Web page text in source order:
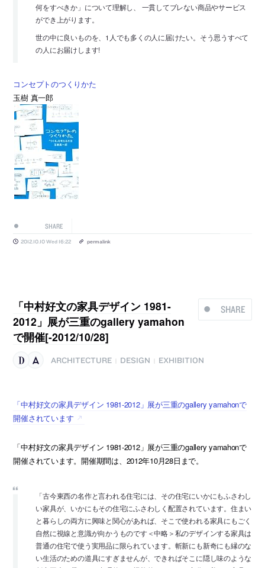
何をすべきか」について理解し、 一貫してブレない商品やサービス
ができ上がります。
世の中に良いものを、1人でも多くの人に届けたい。そう思うすべて
の人にお届けします!
コンセプトのつくりかた
玉樹 真一郎
SHARE
2012.10.10 Wed 16:22 permalink
SHARE
「中村好文の家具デザイン 1981-
2012」展が三重のgallery yamahon
で開催[-2012/10/28]
ARCHITECTURE DESIGN EXHIBITION
「中村好文の家具デザイン 1981-2012」展が三重のgallery yamahonで
開催されています
「中村好文の家具デザイン 1981-2012」展が三重のgallery yamahonで
開催されています。開催期間は、2012年10月28日まで。
「古今東西の名作と言われる住宅には、その住宅にいかにもふさわし
い家具が、いかにもその住宅にふさわしく配置されています。住まい
と暮らしの両方に興味と関心があれば、そこで使われる家具にもごく
自然に視線と意識が向かうものです＜中略＞私のデザインする家具は
普通の住宅で使う実用品に限られています。斬新にも新奇にも縁のな
い生活のための道具にすぎませんが、できればそこに隠し味のような